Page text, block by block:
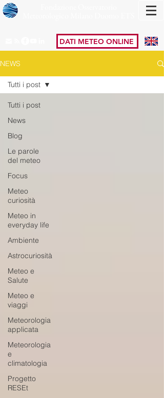
DATI METEO ONLINE
NEWS
Tutti i post
News
Blog
Le parole
del meteo
Focus
Meteo
curiosità
Meteo in
everyday life
Ambiente
Astrocuriosità
Meteo e
Salute
Meteo e
viaggi
Meteorologia
applicata
Meteorologia
e
climatologia
Progetto
RESEt
Tutti i post